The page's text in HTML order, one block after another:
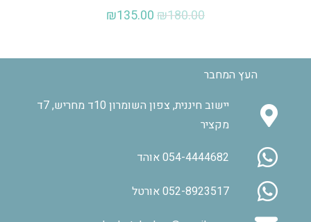
₪180.00
₪135.00
העץ המחבר
יישוב חיננית, צפון השומרון 10ד מחריש, 7ד
מקציר
054-4444682 אוהד
052-8923517 אורטל